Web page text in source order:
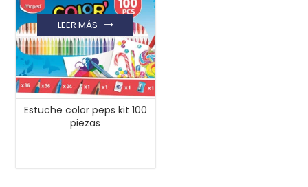
Estuche color peps kit 100
piezas
LEER MÁS